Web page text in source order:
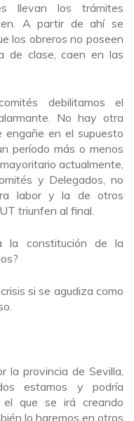
llevan los trámites
A partir de ahí se
los obreros no poseen
de clase, caen en las
debilitamos el
No hay otra
engañe en el supuesto
período más o menos
actualmente,
y Delegados, no
labor y la de otros
triunfen al final.
la constitución de la
si se agudiza como
la provincia de Sevilla,
estamos y podría
que se irá creando
lo haremos en otros